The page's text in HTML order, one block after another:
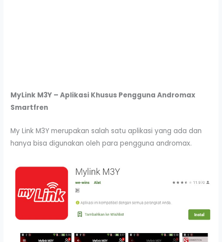
MyLink M3Y – Aplikasi Khusus Pengguna Andromax
Smartfren
My Link M3Y merupakan salah satu aplikasi yang ada dan
hanya bisa digunakan oleh para pengguna andromax.